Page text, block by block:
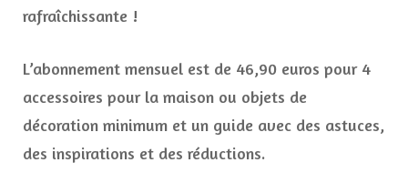
rafraîchissante !
L’abonnement mensuel est de 46,90 euros pour 4
accessoires pour la maison ou objets de
décoration minimum et un guide avec des astuces,
des inspirations et des réductions.